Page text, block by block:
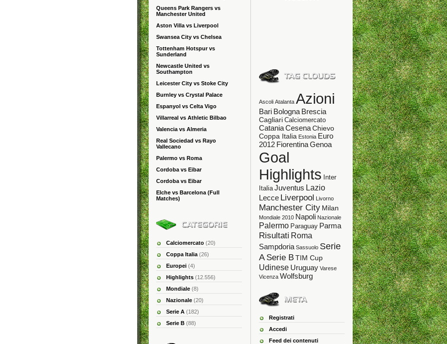
Queens Park Rangers vs
Manchester United
Aston Villa vs Liverpool
Swansea City vs Chelsea
Tottenham Hotspur vs
Sunderland
Newcastle United vs
Southampton
Leicester City vs Stoke City
Burnley vs Crystal Palace
Espanyol vs Celta Vigo
Villarreal vs Athletic Bilbao
Valencia vs Almeria
Real Sociedad vs Rayo
Vallecano
Palermo vs Roma
Cordoba vs Eibar
Cordoba vs Eibar
Elche vs Barcelona (Full
Matches)
Calciomercato (20)
Coppa Italia (26)
Europei (4)
Highlights (12.556)
Mondiale (8)
Nazionale (20)
Serie A (182)
Serie B (88)
Ascoli Atalanta Azioni
Bari Bologna Brescia
Cagliari Calciomercato
CataniaCesenaChievo
Coppa Italia Estonia Euro
2012 FiorentinaGenoa
Goal
Highlights Inter
Italia Juventus Lazio
Lecce Liverpool Livorno
Manchester City Milan
Mondiale 2010 Napoli Nazionale
Palermo Paraguay Parma
Risultati Roma
Sampdoria Sassuolo Serie
A Serie BTIM Cup
Udinese Uruguay Varese
Vicenza Wolfsburg
Registrati
Accedi
Feed dei contenuti